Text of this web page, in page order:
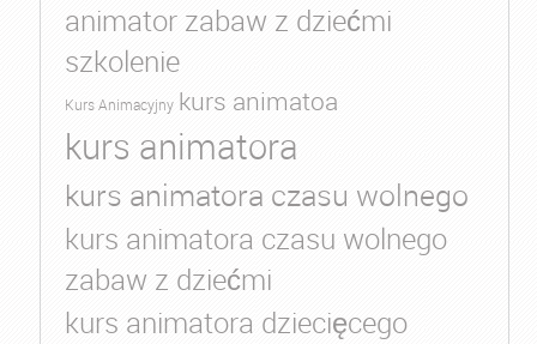
animator zabaw z dziećmi
szkolenie
Kurs Animacyjny kurs animatoa
kurs animatora
kurs animatora czasu wolnego
kurs animatora czasu wolnego
zabaw z dziećmi
kurs animatora dziecięcego